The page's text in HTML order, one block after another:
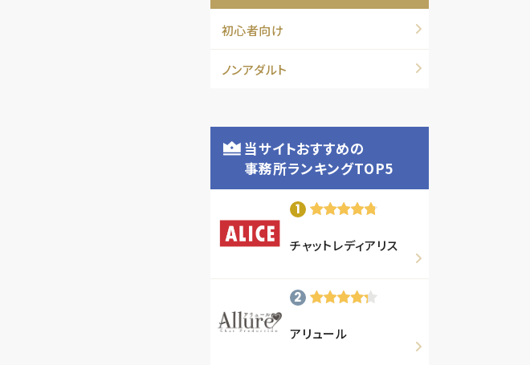
初心者向け
ノンアダルト
当サイトおすすめの
事務所ランキングTOP5
チャットレディアリス
アリュール